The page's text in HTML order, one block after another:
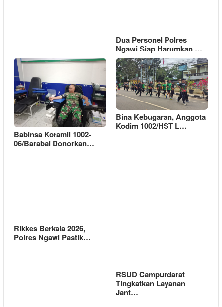
Dua Personel Polres
Ngawi Siap Harumkan …
Babinsa Koramil 1002-
06/Barabai Donorkan…
Bina Kebugaran, Anggota
Kodim 1002/HST L…
Rikkes Berkala 2026,
Polres Ngawi Pastik…
RSUD Campurdarat
Tingkatkan Layanan
Jant…